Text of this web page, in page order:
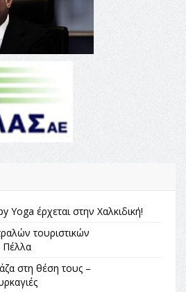
Yoga έρχεται στην Χαλκιδική!
τουριστικών
στη θέση τους –